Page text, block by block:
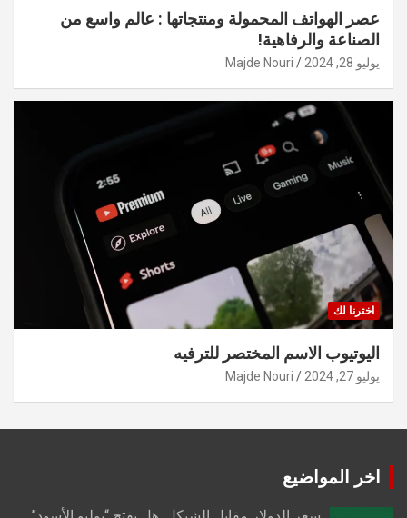
عصر الهواتف المحمولة ومنتجاتها : عالم واسع من
الصناعة والرفاهية!
يوليو 28, 2024 Majde Nouri
اخترنا لك
اليوتيوب الاسم المختصر للترفيه
يوليو 27, 2024 Majde Nouri
اخر المواضيع